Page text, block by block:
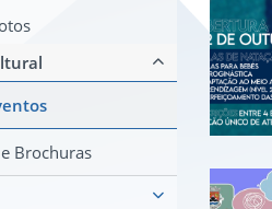
Brochuras